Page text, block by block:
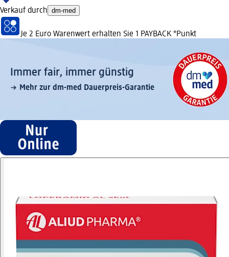
Verkauf durch dm-med
Je 2 Euro Warenwert erhalten Sie 1 PAYBACK °Punkt
Immer fair,­ immer günstig
Mehr zur dm-med Dauerpreis-Garantie